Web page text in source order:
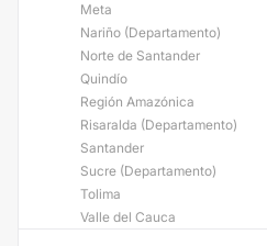
Meta
Nariño (Departamento)
Norte de Santander
Quindío
Región Amazónica
Risaralda (Departamento)
Santander
Sucre (Departamento)
Tolima
Valle del Cauca